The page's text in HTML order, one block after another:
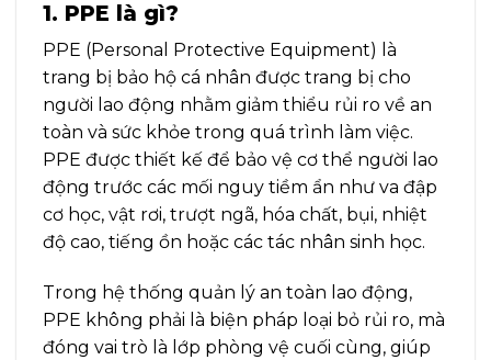
1. PPE là gì?
PPE (Personal Protective Equipment) là
trang bị bảo hộ cá nhân được trang bị cho
người lao động nhằm giảm thiểu rủi ro về an
toàn và sức khỏe trong quá trình làm việc.
PPE được thiết kế để bảo vệ cơ thể người lao
động trước các mối nguy tiềm ẩn như va đập
cơ học, vật rơi, trượt ngã, hóa chất, bụi, nhiệt
độ cao, tiếng ồn hoặc các tác nhân sinh học.
Trong hệ thống quản lý an toàn lao động,
PPE không phải là biện pháp loại bỏ rủi ro, mà
đóng vai trò là lớp phòng vệ cuối cùng, giúp